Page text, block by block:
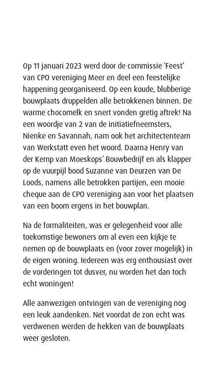
Op 11 januari 2023 werd door de commissie ‘Feest’
van CPO vereniging Meer en deel een feestelijke
happening georganiseerd. Op een koude, blubberige
bouwplaats druppelden alle betrokkenen binnen. De
warme chocomelk en snert vonden gretig aftrek! Na
een woordje van 2 van de initiatiefneemsters,
Nienke en Savannah, nam ook het architectenteam
van Werkstatt even het woord. Daarna Henry van
der Kemp van Moeskops’ Bouwbedrijf en als klapper
op de vuurpijl bood Suzanne van Deurzen van De
Loods, namens alle betrokken partijen, een mooie
cheque aan de CPO vereniging aan voor het plaatsen
van een boom ergens in het bouwplan.
Na de formaliteiten, was er gelegenheid voor alle
toekomstige bewoners om al even een kijkje te
nemen op de bouwplaats en (voor zover mogelijk) in
de eigen woning. Iedereen was erg enthousiast over
de vorderingen tot dusver, nu worden het dan toch
echt woningen!
Alle aanwezigen ontvingen van de vereniging nog
een leuk aandenken. Net voordat de zon echt was
verdwenen werden de hekken van de bouwplaats
weer gesloten.